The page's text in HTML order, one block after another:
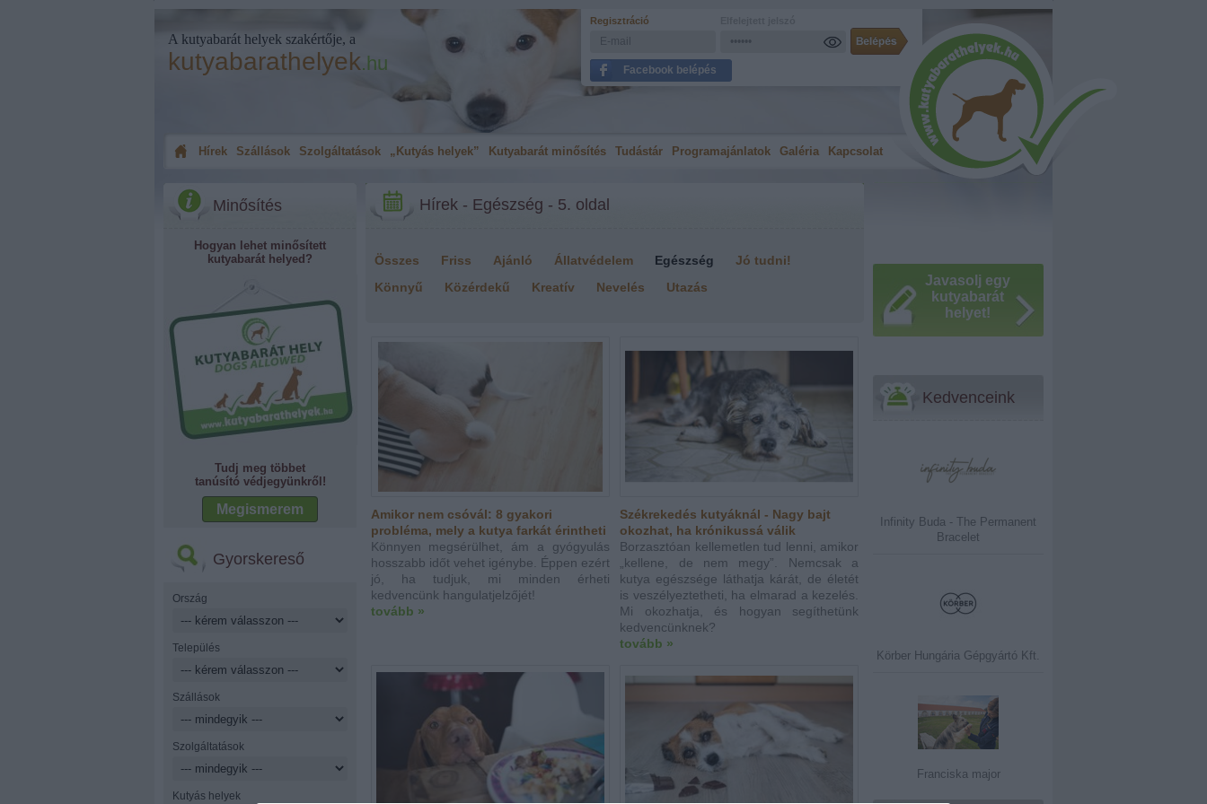
A kutyabarát helyek szakértője, a
kutyabarathelyek.hu
Regisztráció
Facebook belépés
Hírek Szállások Szolgáltatások „Kutyás helyek” Kutyabarát minősítés Tudástár Programajánlatok Galéria Kapcsolat
Minősítés
Hogyan lehet minősített
kutyabarát helyed?
Tudj meg többet
tanúsító védjegyünkről!
Megismerem
Gyorskereső
Ország
Település
Szállások
Szolgáltatások
Kutyás helyek
Hírek - Egészség - 5. oldal
Összes Friss Ajánló Állatvédelem Egészség
Jó tudni!
Könnyű
Közérdekű Kreatív Nevelés Utazás
Amikor nem csóvál: 8 gyakori
probléma, mely a kutya farkát érintheti
Könnyen megsérülhet, ám a gyógyulás
hosszabb időt vehet igénybe. Éppen ezért
jó, ha tudjuk, mi minden érheti
kedvencünk hangulatjelzőjét!
tovább »
Székrekedés kutyáknál - Nagy bajt
okozhat, ha krónikussá válik
Borzasztóan kellemetlen tud lenni, amikor
„kellene, de nem megy”. Nemcsak a
kutya egészsége láthatja kárát, de életét
is veszélyeztetheti, ha elmarad a kezelés.
Mi okozhatja, és hogyan segíthetünk
kedvencünknek?
tovább »
Javasolj egy
kutyabarát
helyet!
Kedvenceink
Infinity Buda - The Permanent
Bracelet
Körber Hungária Gépgyártó Kft.
Franciska major